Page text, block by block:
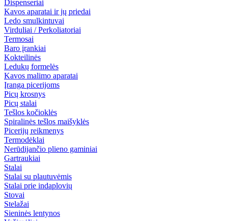
Dispenseriai
Kavos aparatai ir jų priedai
Ledo smulkintuvai
Virduliai / Perkoliatoriai
Termosai
Baro įrankiai
Kokteilinės
Ledukų formelės
Kavos malimo aparatai
Įranga picerijoms
Picų krosnys
Picų stalai
Tešlos kočioklės
Spiralinės tešlos maišyklės
Picerijų reikmenys
Termodėklai
Nerūdijančio plieno gaminiai
Gartraukiai
Stalai
Stalai su plautuvėmis
Stalai prie indaplovių
Stovai
Stelažai
Sieninės lentynos